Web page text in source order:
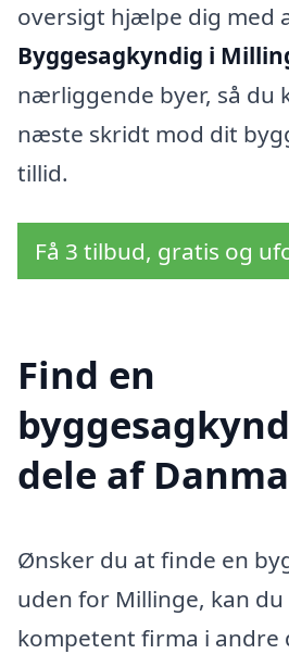
oversigt hjælpe dig med
Byggesagkyndig i
nærliggende byer, så du
næste skridt mod dit
tillid.
Få 3 tilbud, gratis og
Find en
dele af
Ønsker du at finde en
uden for Millinge, kan
kompetent firma i andre